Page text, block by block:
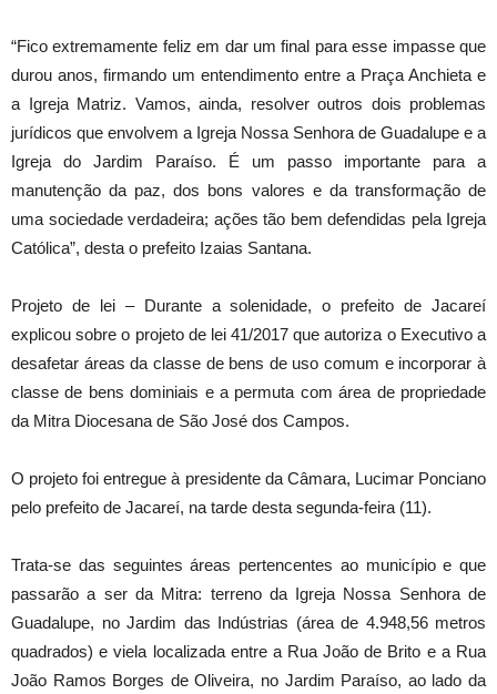
“Fico extremamente feliz em dar um final para esse impasse que
durou anos, firmando um entendimento entre a Praça Anchieta e
a Igreja Matriz. Vamos, ainda, resolver outros dois problemas
jurídicos que envolvem a Igreja Nossa Senhora de Guadalupe e a
Igreja do Jardim Paraíso. É um passo importante para a
manutenção da paz, dos bons valores e da transformação de
uma sociedade verdadeira; ações tão bem defendidas pela Igreja
Católica”, desta o prefeito Izaias Santana.
Projeto de lei – Durante a solenidade, o prefeito de Jacareí
explicou sobre o projeto de lei 41/2017 que autoriza o Executivo a
desafetar áreas da classe de bens de uso comum e incorporar à
classe de bens dominiais e a permuta com área de propriedade
da Mitra Diocesana de São José dos Campos.
O projeto foi entregue à presidente da Câmara, Lucimar Ponciano
pelo prefeito de Jacareí, na tarde desta segunda-feira (11).
Trata-se das seguintes áreas pertencentes ao município e que
passarão a ser da Mitra: terreno da Igreja Nossa Senhora de
Guadalupe, no Jardim das Indústrias (área de 4.948,56 metros
quadrados) e viela localizada entre a Rua João de Brito e a Rua
João Ramos Borges de Oliveira, no Jardim Paraíso, ao lado da